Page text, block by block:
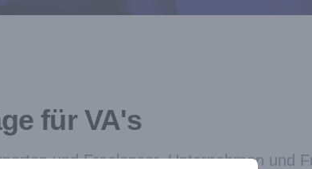
für VA's
und Freelancer. Unternehmen und